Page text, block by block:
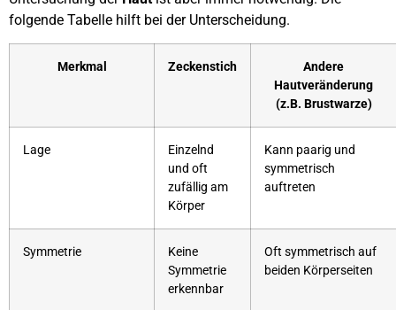
folgende Tabelle hilft bei der Unterscheidung.
Merkmal Zeckenstich
Andere
Hautveränderung
(z.B. Brustwarze)
Lage
Einzelnd
und oft
zufällig am
Körper
Kann paarig und
symmetrisch
auftreten
Symmetrie
Keine
Symmetrie
erkennbar
Oft symmetrisch auf
beiden Körperseiten